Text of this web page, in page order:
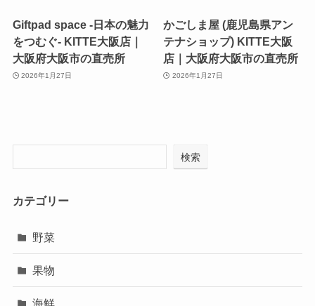
Giftpad space -日本の魅力
をつむぐ- KITTE大阪店｜
大阪府大阪市の直売所
2026年1月27日
かごしま屋 (鹿児島県アン
テナショップ) KITTE大阪
店｜大阪府大阪市の直売所
2026年1月27日
検索
カテゴリー
野菜
果物
海鮮